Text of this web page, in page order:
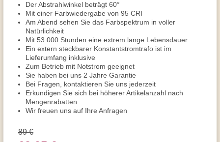
Der Abstrahlwinkel beträgt 60°
Mit einer Farbwiedergabe von 95 CRI
Am Abend sehen Sie das Farbspektrum in voller
Natürlichkeit
Mit 53.000 Stunden eine extrem lange Lebensdauer
Ein extern steckbarer Konstantstromtrafo ist im
Lieferumfang inklusive
Zum Betrieb mit Notstrom geeignet
Sie haben bei uns 2 Jahre Garantie
Bei Fragen, kontaktieren Sie uns jederzeit
Erkundigen Sie sich bei höherer Artikelanzahl nach
Mengenrabatten
Wir freuen uns auf Ihre Anfragen
89 €